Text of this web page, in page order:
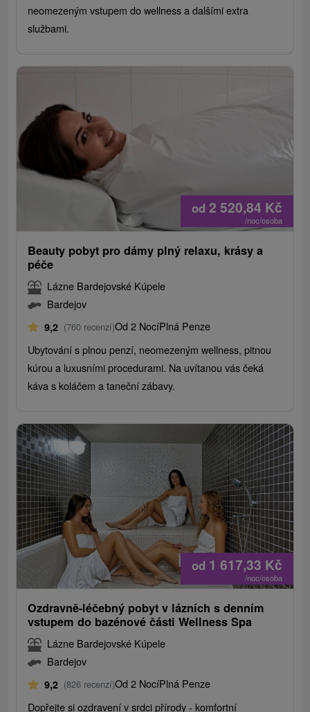
neomezeným vstupem do wellness a dalšími extra
službami.
od 2 520,84 Kč
/noc/osoba
Beauty pobyt pro dámy plný relaxu, krásy a
péče
Lázne Bardejovské Kúpele
Bardejov
9,2 (760 recenzí)Od 2 NocíPlná Penze
Ubytování s plnou penzí, neomezeným wellness, pitnou
kúrou a luxusními procedurami. Na uvítanou vás čeká
káva s koláčem a taneční zábavy.
od 1 617,33 Kč
/noc/osoba
Ozdravně-léčebný pobyt v lázních s denním
vstupem do bazénové části Wellness Spa
Lázne Bardejovské Kúpele
Bardejov
9,2 (826 recenzí)Od 2 NocíPlná Penze
Dopřejte si ozdravení v srdci přírody - komfortní